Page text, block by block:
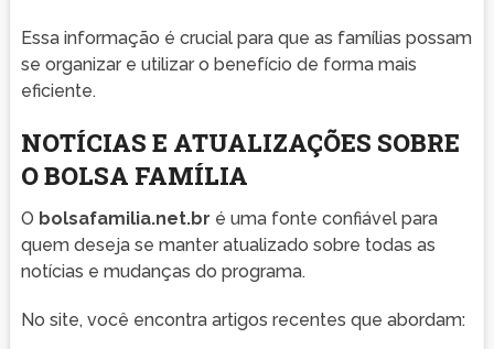
Essa informação é crucial para que as famílias possam
se organizar e utilizar o benefício de forma mais
eficiente.
NOTÍCIAS E ATUALIZAÇÕES SOBRE
O BOLSA FAMÍLIA
O bolsafamilia.net.br é uma fonte confiável para
quem deseja se manter atualizado sobre todas as
notícias e mudanças do programa.
No site, você encontra artigos recentes que abordam: